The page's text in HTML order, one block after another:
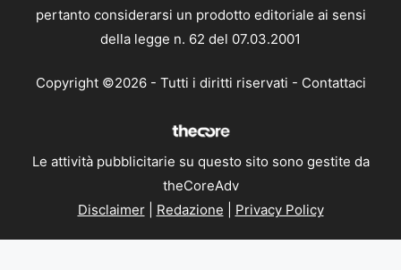
pertanto considerarsi un prodotto editoriale ai sensi
della legge n. 62 del 07.03.2001
Copyright ©2026 - Tutti i diritti riservati - Contattaci
Le attività pubblicitarie su questo sito sono gestite da
theCoreAdv
Disclaimer| Redazione Privacy Policy